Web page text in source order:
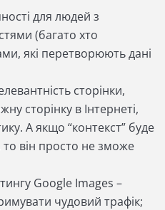
для людей з
(багато хто
які перетворюють дані
сторінки,
сторінку в Інтернеті,
А якщо “контекст” буде
він просто не зможе
Google Images –
чудовий трафік;